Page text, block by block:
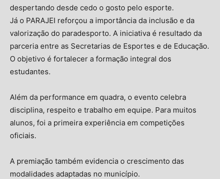
despertando desde cedo o gosto pelo esporte.
Já o PARAJEI reforçou a importância da inclusão e da
valorização do paradesporto. A iniciativa é resultado da
parceria entre as Secretarias de Esportes e de Educação.
O objetivo é fortalecer a formação integral dos
estudantes.
Além da performance em quadra, o evento celebra
disciplina, respeito e trabalho em equipe. Para muitos
alunos, foi a primeira experiência em competições
oficiais.
A premiação também evidencia o crescimento das
modalidades adaptadas no município.